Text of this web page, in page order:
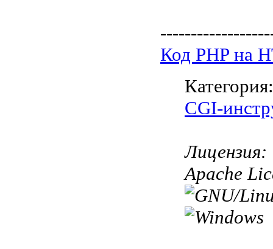
Код PHP на
CGI-
Лицензия:
Apache